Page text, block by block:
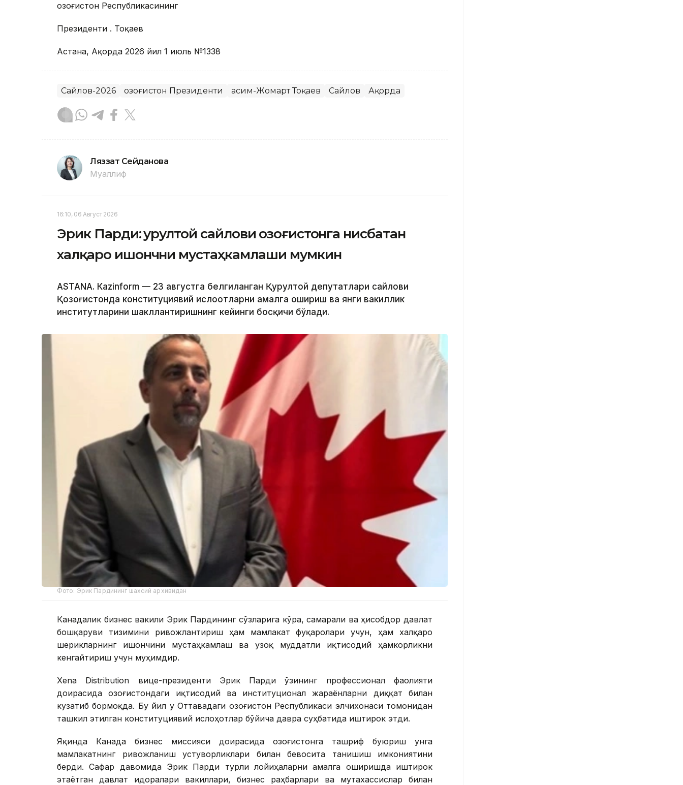
Қозоғистон Республикасининг
Президенти Қ. Тоқаев
Астана, Ақорда 2026 йил 1 июль №1338
Сайлов-2026 Қозоғистон Президенти Қасим-Жомарт Тоқаев Сайлов Ақорда
Ляззат Сейданова
Муаллиф
16:10, 06 Август 2026
Эрик Парди: Қурултой сайлови Қозоғистонга нисбатан
халқаро ишончни мустаҳкамлаши мумкин
ASTANА. Кazinform — 23 августга белгиланган Қурултой депутатлари сайлови
Қозоғистонда конституциявий ислоҳотларни амалга ошириш ва янги вакиллик
институтларини шакллантиришнинг кейинги босқичи бўлади.
Фото: Эрик Пардининг шахсий архивидан
Канадалик бизнес вакили Эрик Пардининг сўзларига кўра, самарали ва ҳисобдор давлат
бошқаруви тизимини ривожлантириш ҳам мамлакат фуқаролари учун, ҳам халқаро
шерикларнинг ишончини мустаҳкамлаш ва узоқ муддатли иқтисодий ҳамкорликни
кенгайтириш учун муҳимдир.
Xena Distribution вице-президенти Эрик Парди ўзининг профессионал фаолияти
доирасида Қозоғистондаги иқтисодий ва институционал жараёнларни диққат билан
кузатиб бормоқда. Бу йил у Оттавадаги Қозоғистон Республикаси элчихонаси томонидан
ташкил этилган конституциявий ислоҳотлар бўйича давра суҳбатида иштирок этди.
Яқинда Канада бизнес миссияси доирасида Қозоғистонга ташриф буюриш унга
мамлакатнинг ривожланиш устуворликлари билан бевосита танишиш имкониятини
берди. Сафар давомида Эрик Парди турли лойиҳаларни амалга оширишда иштирок
этаётган давлат идоралари вакиллари, бизнес раҳбарлари ва мутахассислар билан